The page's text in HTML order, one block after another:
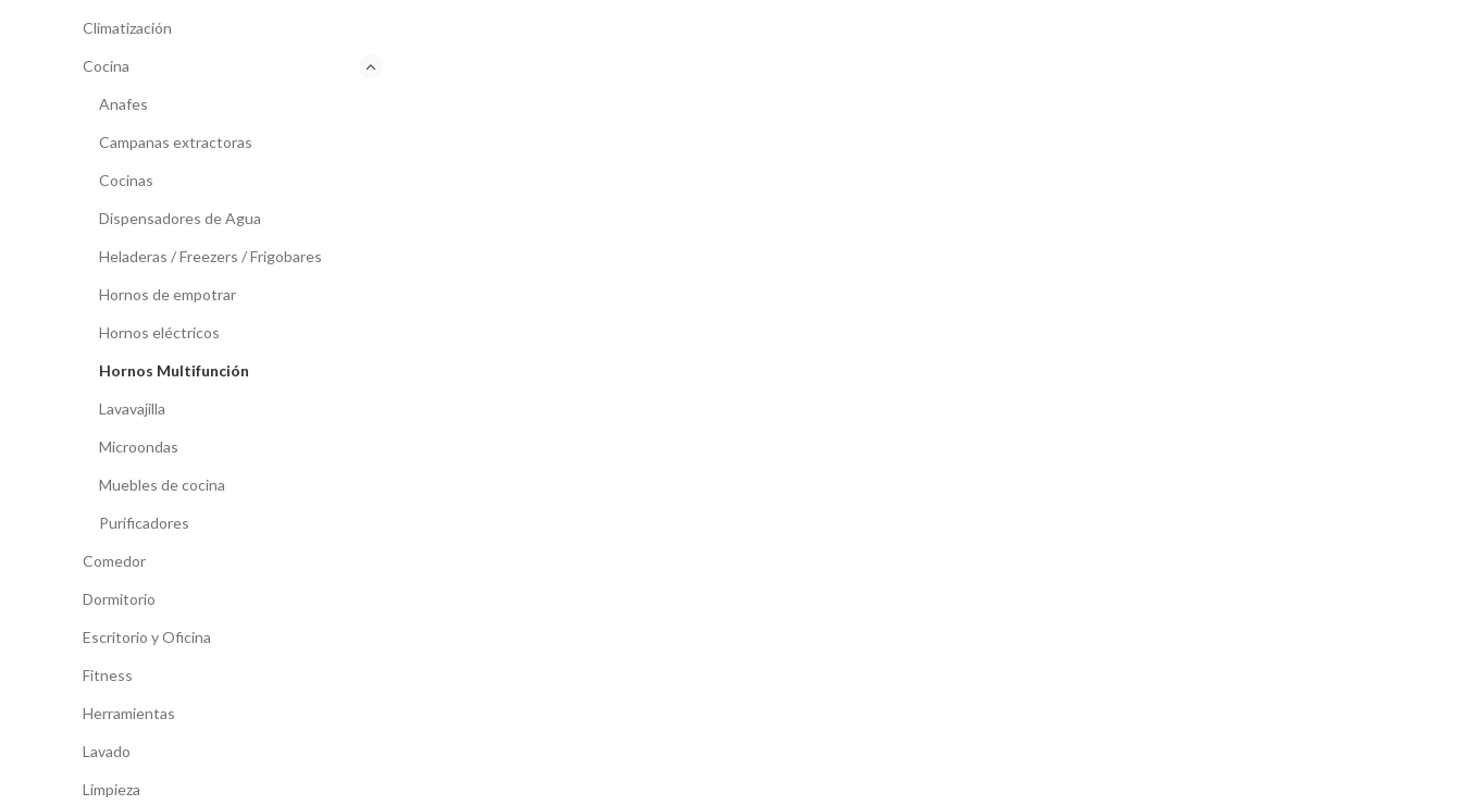
Climatización
Cocina
Anafes
Campanas extractoras
Cocinas
Dispensadores de Agua
Heladeras / Freezers / Frigobares
Hornos de empotrar
Hornos eléctricos
Hornos Multifunción
Lavavajilla
Microondas
Muebles de cocina
Purificadores
Comedor
Dormitorio
Escritorio y Oficina
Fitness
Herramientas
Lavado
Limpieza